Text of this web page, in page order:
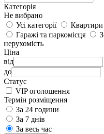
Категорія
Не вибрано
Усі категорії
Квартири
Гаражі та паркомісця
нерухомість
Ціна
від
до
Статус
VIP оголошення
Термін розміщення
За 24 години
За 7 днів
За весь час